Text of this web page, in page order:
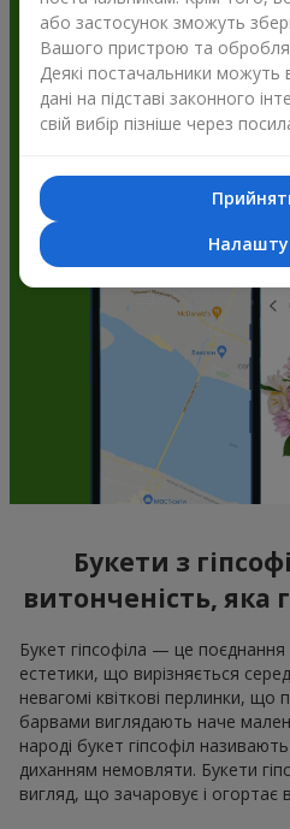
Flowers.ua і
Букети з
витонченість, яка
Букет гіпсофіла — це
естетики, що вирізняється серед
невагомі квіткові перлинки,
барвами виглядають наче
народі букет гіпсофіл
диханням немовляти. Букети
вигляд, що зачаровує і огортає
або застосунок зможуть
Вашого пристрою та
Деякі постачальники можуть
дані на підставі законного
свій вибір пізніше через